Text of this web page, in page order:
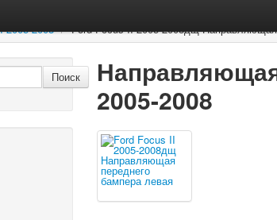
2005-2008 / Ford Focus II 2005-2008дщ
Поиск
2005-2008